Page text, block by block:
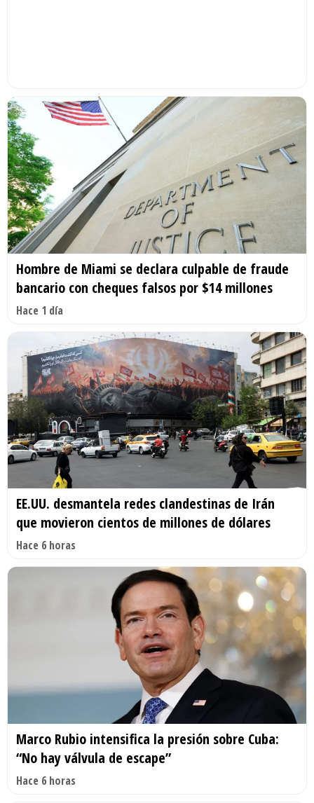
Hombre de Miami se declara culpable de fraude
bancario con cheques falsos por $14 millones
Hace 1 día
EE.UU. desmantela redes clandestinas de Irán
que movieron cientos de millones de dólares
Hace 6 horas
Marco Rubio intensifica la presión sobre Cuba:
“No hay válvula de escape”
Hace 6 horas